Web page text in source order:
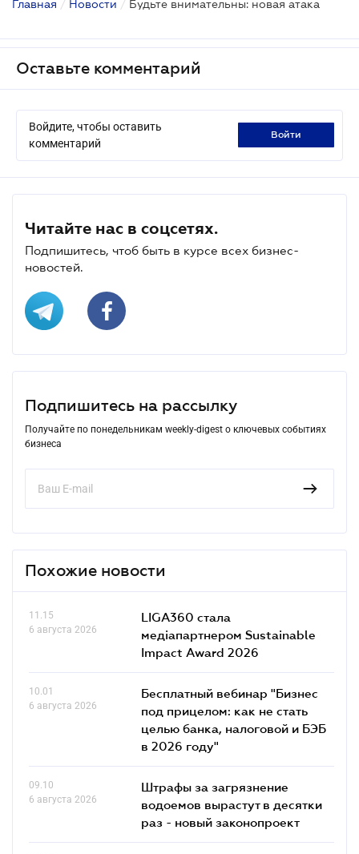
Главная / Новости / Будьте внимательны: новая атака
Оставьте комментарий
Войдите, чтобы оставить
комментарий
войти
Читайте нас в соцсетях.
Подпишитесь, чтоб быть в курсе всех бизнес-
новостей.
Подпишитесь на рассылку
Получайте по понедельникам weekly-digest о ключевых событиях
бизнеса
Похожие новости
11.15
6 августа 2026
LIGA360 стала
медіапартнером Sustainable
Impact Award 2026
10.01
6 августа 2026
Бесплатный вебинар "Бизнес
под прицелом: как не стать
целью банка, налоговой и БЭБ
в 2026 году"
09.10
6 августа 2026
Штрафы за загрязнение
водоемов вырастут в десятки
раз - новый законопроект